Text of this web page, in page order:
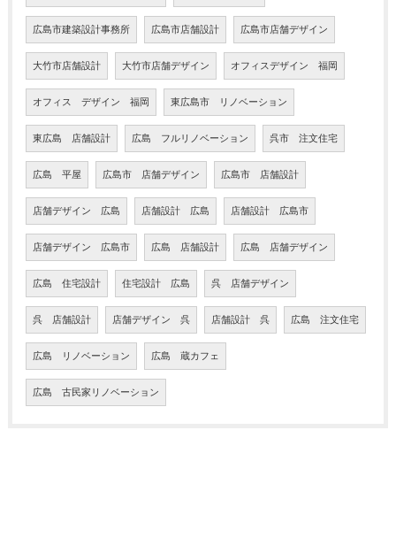
広島市建築設計事務所 広島市店舗設計 広島市店舗デザイン
大竹市店舗設計 大竹市店舗デザイン オフィスデザイン 福岡
オフィス デザイン 福岡 東広島市 リノベーション
東広島 店舗設計 広島 フルリノベーション 呉市 注文住宅
広島 平屋 広島市 店舗デザイン 広島市 店舗設計
店舗デザイン 広島 店舗設計 広島 店舗設計 広島市
店舗デザイン 広島市 広島 店舗設計 広島 店舗デザイン
広島 住宅設計 住宅設計 広島 呉 店舗デザイン
呉 店舗設計 店舗デザイン 呉 店舗設計 呉 広島 注文住宅
広島 リノベーション 広島 蔵カフェ
広島 古民家リノベーション